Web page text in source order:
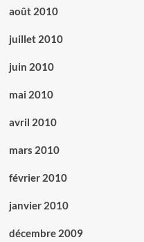
août 2010
juillet 2010
juin 2010
mai 2010
avril 2010
mars 2010
février 2010
janvier 2010
décembre 2009